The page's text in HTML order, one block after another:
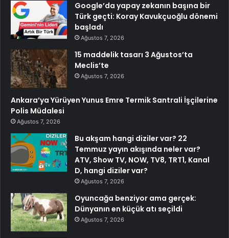
Google’da yapay zekanın başına bir
Türk geçti: Koray Kavukçuoğlu dönemi
başladı
Ağustos 7, 2026
15 maddelik tasarı 3 Ağustos’ta
Meclis’te
Ağustos 7, 2026
Ankara’ya Yürüyen Yunus Emre Termik Santrali İşçilerine
Polis Müdalesi
Ağustos 7, 2026
Bu akşam hangi diziler var? 22
Temmuz yayın akışında neler var?
ATV, Show TV, NOW, TV8, TRT1, Kanal
D, hangi diziler var?
Ağustos 7, 2026
Oyuncağa benziyor ama gerçek:
Dünyanın en küçük atı seçildi
Ağustos 7, 2026